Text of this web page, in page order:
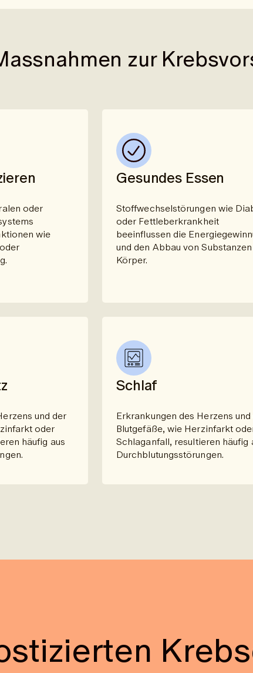
zur
oder
wie
Gesundes Essen
Stoffwechselstörungen wie
oder Fettleberkrankheit
beeinflussen die
und den Abbau von
Körper.
und der
oder
häufig aus
Schlaf
Erkrankungen des Herzens
Blutgefäße, wie Herzinfarkt
Schlaganfall, resultieren häufig
Durchblutungsstörungen.